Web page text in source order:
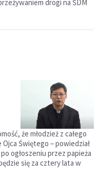
drogi na ŚDM
że młodzież z całego
Świętego – powiedział
ogłoszeniu przez papieża
się za cztery lata w